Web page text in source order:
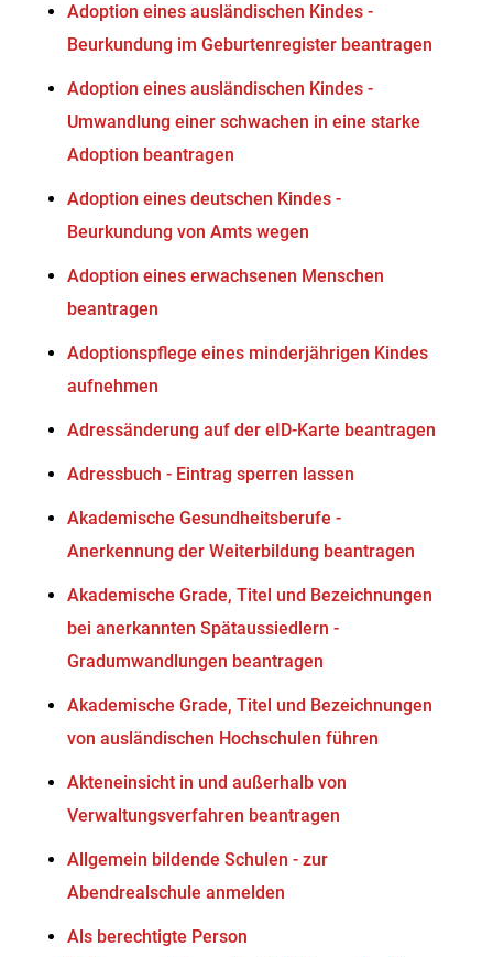
Adoption eines ausländischen Kindes -
Beurkundung im Geburtenregister beantragen
Adoption eines ausländischen Kindes -
Umwandlung einer schwachen in eine starke
Adoption beantragen
Adoption eines deutschen Kindes -
Beurkundung von Amts wegen
Adoption eines erwachsenen Menschen
beantragen
Adoptionspflege eines minderjährigen Kindes
aufnehmen
Adressänderung auf der eID-Karte beantragen
Adressbuch - Eintrag sperren lassen
Akademische Gesundheitsberufe -
Anerkennung der Weiterbildung beantragen
Akademische Grade, Titel und Bezeichnungen
bei anerkannten Spätaussiedlern -
Gradumwandlungen beantragen
Akademische Grade, Titel und Bezeichnungen
von ausländischen Hochschulen führen
Akteneinsicht in und außerhalb von
Verwaltungsverfahren beantragen
Allgemein bildende Schulen - zur
Abendrealschule anmelden
Als berechtigte Person